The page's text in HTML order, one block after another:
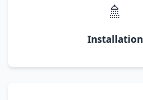
🚿
Installation